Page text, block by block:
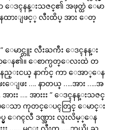
သာ ေဒၚနန္းသဇင္၏ အဖုတ္ထဲ ေမာ
ထားျဖင့္ လီးထိပ္ အား ေတ့
ေမာင္တူး လီးႀကီး ေဒၚနန္း
ာေန၏။ ေစာက္ပတ္ေလးထဲ တ
ည္းငယ္ နာက်င္ ကာ ေအာ္ေန
ျဖး …. နာတယ္ …..အား …..အ
းး …. အားးး ” ေဒၚနန္းသဇင္
သာ ကုတင္ေပၚတြင္ ေမာင္း
ပ္မွ ေဂၚလီ ဒဏ္အား လူးလိမ့္ေန